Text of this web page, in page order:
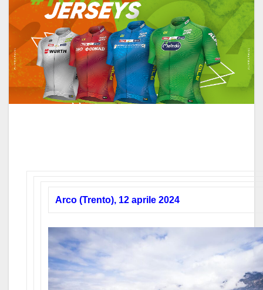
Arco (Trento), 12 aprile 2024